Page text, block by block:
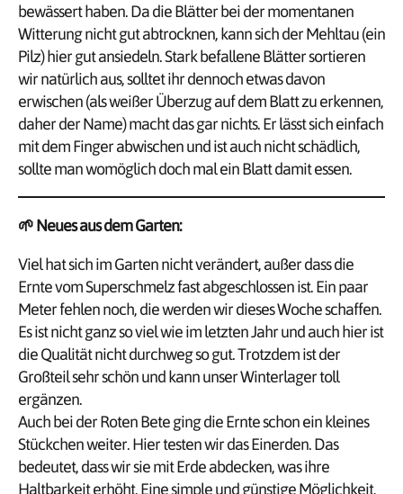
bewässert haben. Da die Blätter bei der momentanen
Witterung nicht gut abtrocknen, kann sich der Mehltau (ein
Pilz) hier gut ansiedeln. Stark befallene Blätter sortieren
wir natürlich aus, solltet ihr dennoch etwas davon
erwischen (als weißer Überzug auf dem Blatt zu erkennen,
daher der Name) macht das gar nichts. Er lässt sich einfach
mit dem Finger abwischen und ist auch nicht schädlich,
sollte man womöglich doch mal ein Blatt damit essen.
🌱Neues aus dem Garten:
Viel hat sich im Garten nicht verändert, außer dass die
Ernte vom Superschmelz fast abgeschlossen ist. Ein paar
Meter fehlen noch, die werden wir dieses Woche schaffen.
Es ist nicht ganz so viel wie im letzten Jahr und auch hier ist
die Qualität nicht durchweg so gut. Trotzdem ist der
Großteil sehr schön und kann unser Winterlager toll
ergänzen.
Auch bei der Roten Bete ging die Ernte schon ein kleines
Stückchen weiter. Hier testen wir das Einerden. Das
bedeutet, dass wir sie mit Erde abdecken, was ihre
Haltbarkeit erhöht. Eine simple und günstige Möglichkeit,